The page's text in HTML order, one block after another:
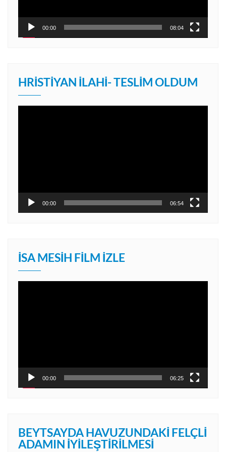
00:00 08:04
HRISTIYAN İLAHI- TESLIM OLDUM
00:00 06:54
İSA MESIH FILM İZLE
00:00 06:25
BEYTSAYDA HAVUZUNDAKI FELÇLI
ADAMIN İYILEŞTIRILMESI